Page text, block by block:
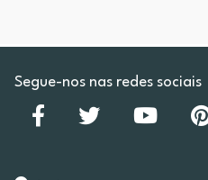
Segue-nos nas redes sociais